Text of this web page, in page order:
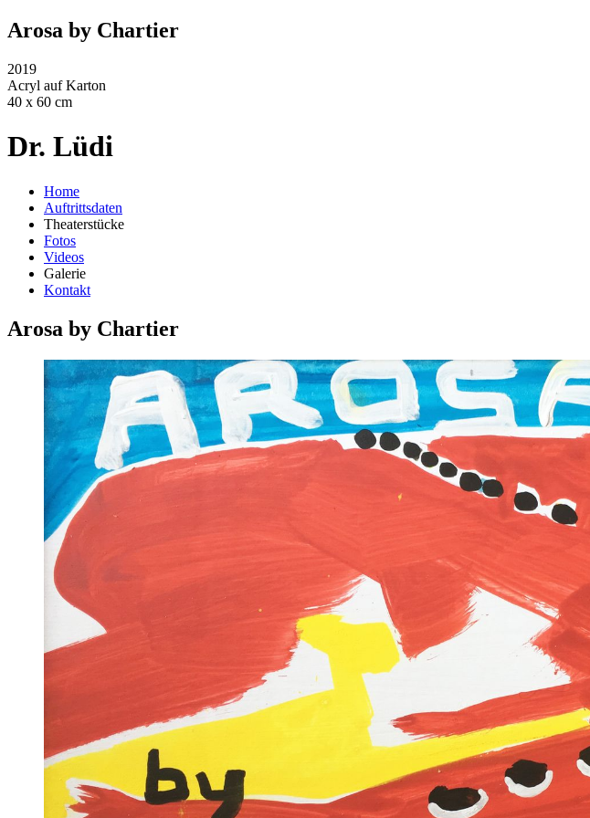
Arosa by Chartier
2019
Acryl auf Karton
40 x 60 cm
Dr. Lüdi
Home
Auftrittsdaten
Theaterstücke
Fotos
Videos
Galerie
Kontakt
Arosa by Chartier